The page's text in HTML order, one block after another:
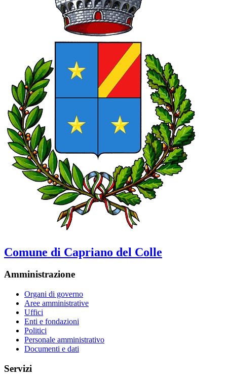
Comune di Capriano del Colle
Amministrazione
Organi di governo
Aree amministrative
Uffici
Enti e fondazioni
Politici
Personale amministrativo
Documenti e dati
Servizi